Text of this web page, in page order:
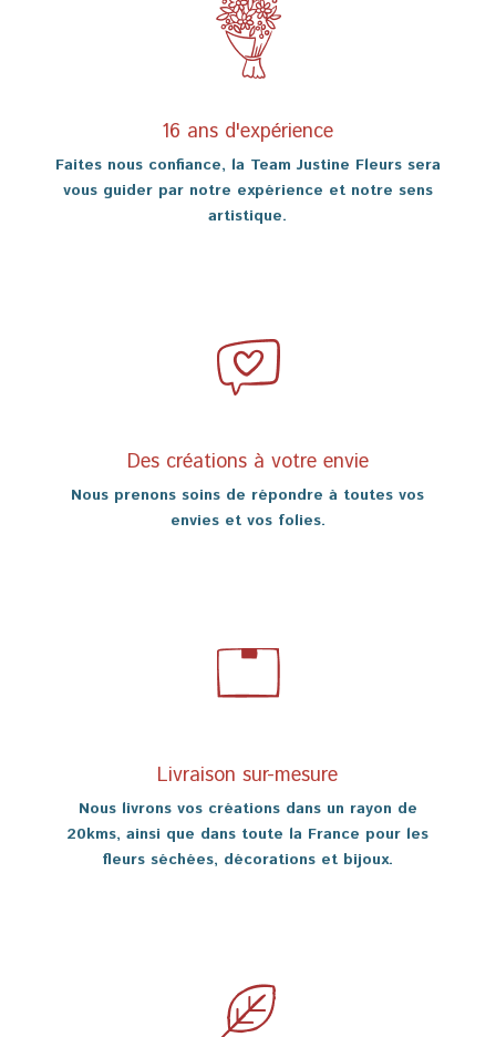
16 ans d'expérience
Faites nous confiance, la Team Justine Fleurs sera
vous guider par notre expérience et notre sens
artistique.
Des créations à votre envie
Nous prenons soins de répondre à toutes vos
envies et vos folies.
Livraison sur-mesure
Nous livrons vos créations dans un rayon de
20kms, ainsi que dans toute la France pour les
fleurs séchées, décorations et bijoux.